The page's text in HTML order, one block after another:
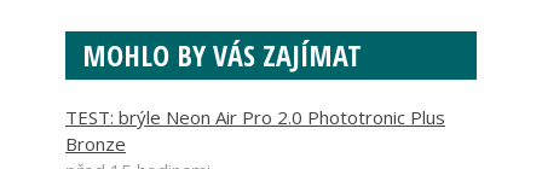
MOHLO BY VÁS ZAJÍMAT
TEST: brýle Neon Air Pro 2.0 Phototronic Plus
Bronze